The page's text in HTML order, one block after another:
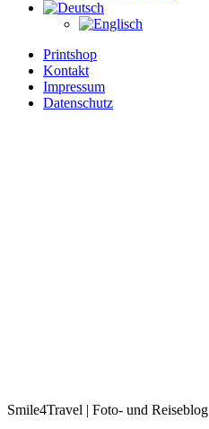
Printshop
Kontakt
Impressum
Datenschutz
Smile4Travel | Foto- und Reiseblog